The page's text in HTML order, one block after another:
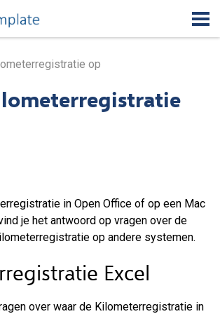
op
in Open Office of op een Mac
je het antwoord op vragen over de
op andere systemen.
Excel
over waar de Kilometerregistratie in